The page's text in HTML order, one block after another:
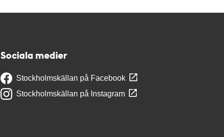
Sociala medier
Stockholmskällan på Facebook
Stockholmskällan på Instagram